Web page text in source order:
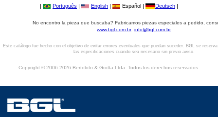
| Português | English | Español | Deutsch |
No encontro la pieza que buscaba? Fabricamos piezas especiales a pedido,
www.bgl.com.br info@bgl.com.br
Este catálogo fue hecho con el objetivo de evitar errores eventuales que puedan suceder. BGL se
las especificaciones cuando sea necesario sin previo aviso.
Copyright © 2006-2026 Bertoloto & Grotta Ltda. Todos los derechos reservados.